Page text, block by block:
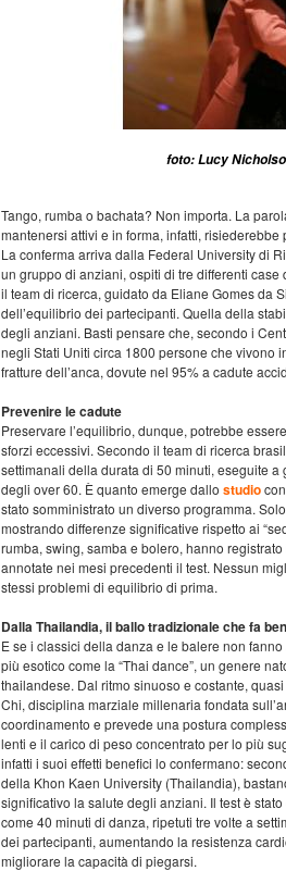
foto: Lucy
Tango, rumba o bachata? Non importa. La
mantenersi attivi e in forma, infatti,
La conferma arriva dalla Federal University di
un gruppo di anziani, ospiti di tre differenti
il team di ricerca, guidato da Eliane Gomes da
dell’equilibrio dei partecipanti. Quella della
degli anziani. Basti pensare che, secondo i
negli Stati Uniti circa 1800 persone che vivono
fratture dell’anca, dovute nel 95% a cadute
Prevenire le cadute
Preservare l’equilibrio, dunque, potrebbe
sforzi eccessivi. Secondo il team di ricerca
settimanali della durata di 50 minuti, eseguite
degli over 60. È quanto emerge dallo studio
stato somministrato un diverso programma.
mostrando differenze significative rispetto ai
rumba, swing, samba e bolero, hanno
annotate nei mesi precedenti il test. Nessun
stessi problemi di equilibrio di prima.
Dalla Thailandia, il ballo tradizionale che fa
E se i classici della danza e le balere non
più esotico come la “Thai dance”, un genere
thailandese. Dal ritmo sinuoso e costante,
Chi, disciplina marziale millenaria fondata
coordinamento e prevede una postura
lenti e il carico di peso concentrato per lo più
infatti i suoi effetti benefici lo confermano:
della Khon Kaen University (Thailandia),
significativo la salute degli anziani. Il test è
come 40 minuti di danza, ripetuti tre volte a
dei partecipanti, aumentando la resistenza
migliorare la capacità di piegarsi.